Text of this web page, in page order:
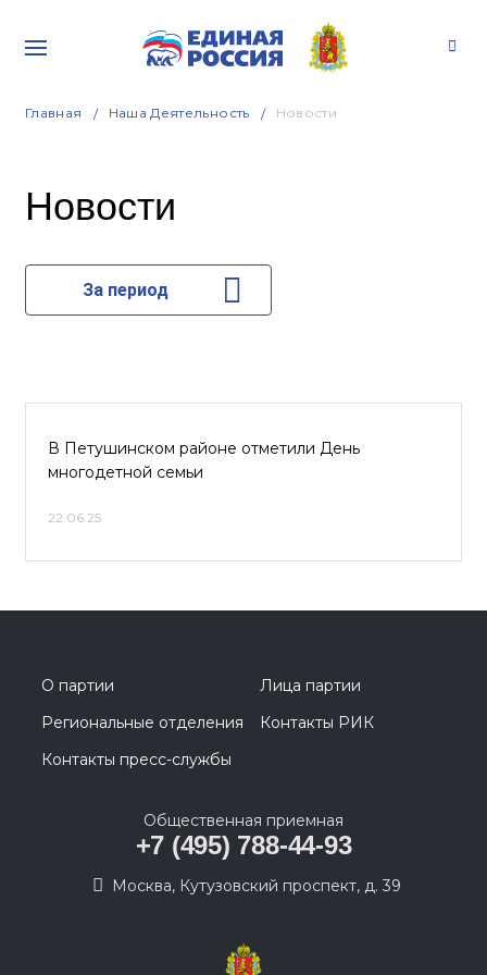
Главная Наша Деятельность Новости
Новости
За период
В Петушинском районе отметили День
многодетной семьи
22.06.25
О партии
Лица партии
Региональные отделения
Контакты РИК
Контакты пресс-службы
Общественная приемная
+7 (495) 788-44-93
Москва, Кутузовский проспект, д. 39